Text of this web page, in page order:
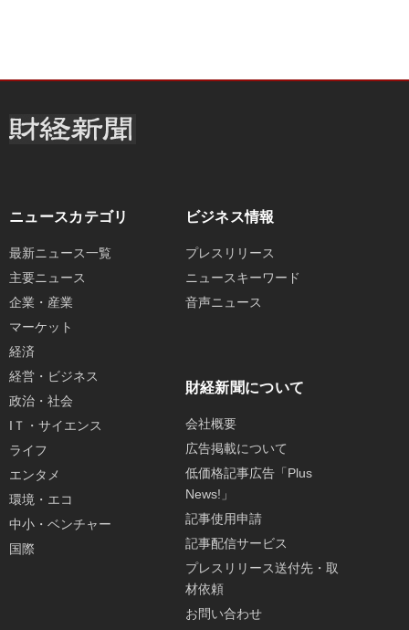
ニュースカテゴリ
最新ニュース一覧
主要ニュース
企業・産業
マーケット
経済
経営・ビジネス
政治・社会
IＴ・サイエンス
ライフ
エンタメ
環境・エコ
中小・ベンチャー
国際
ビジネス情報
プレスリリース
ニュースキーワード
音声ニュース
財経新聞について
会社概要
広告掲載について
低価格記事広告「Plus
News!」
記事使用申請
記事配信サービス
プレスリリース送付先・取
材依頼
お問い合わせ